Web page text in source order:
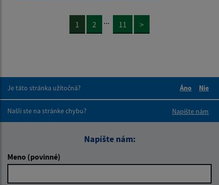
1 2 ... 11 >
Je táto stránka užitočná?
Áno
Nie
Našli ste na stránke chybu?
Napíšte nám
Napíšte nám:
Meno (povinné)